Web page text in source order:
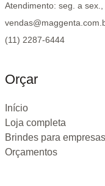
Atendimento: seg. a
(11) 2287-6444
Orçar
Início
Loja completa
Brindes para empresas
Orçamentos